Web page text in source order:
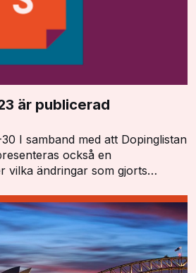
är publicerad
I samband med att Dopinglistan
också en
vilka ändringar som gjorts